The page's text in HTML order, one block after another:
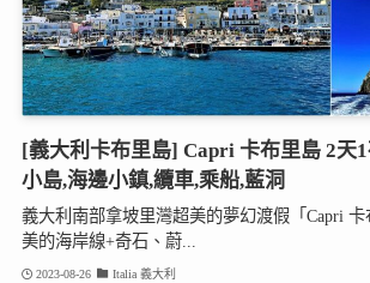
[義大利卡布里島] Capri 卡布里島 2天
小島,海邊小鎮,纜車,乘船,藍洞
義大利南部拿坡里灣超美的夢幻渡假「Capri
美的海岸線+奇石、蔚...
2023-08-26 Italia 義大利